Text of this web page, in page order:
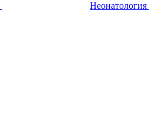
Неонатология